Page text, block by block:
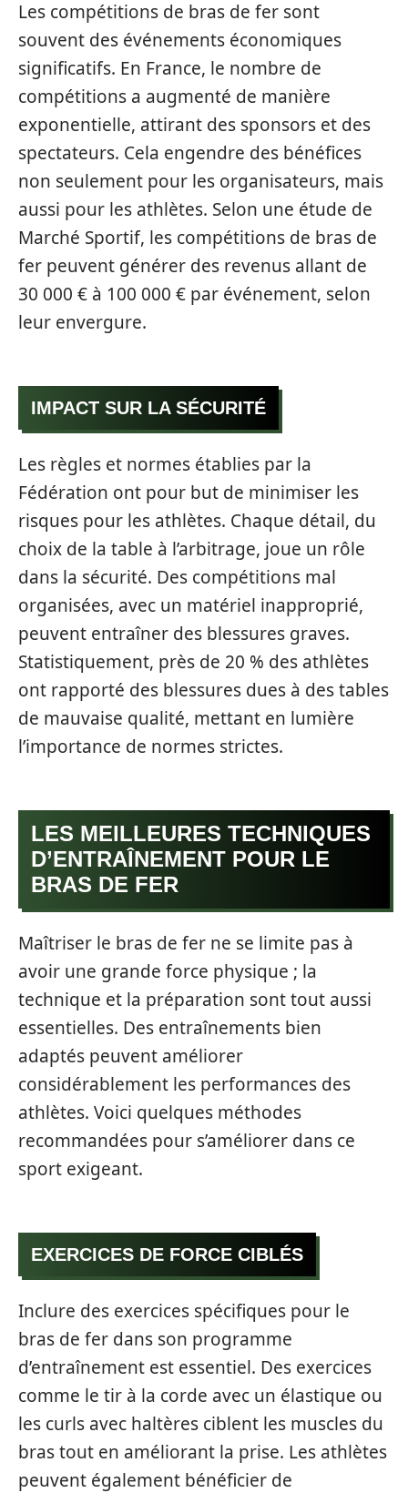
Les compétitions de bras de fer sont
souvent des événements économiques
significatifs. En France, le nombre de
compétitions a augmenté de manière
exponentielle, attirant des sponsors et des
spectateurs. Cela engendre des bénéfices
non seulement pour les organisateurs, mais
aussi pour les athlètes. Selon une étude de
Marché Sportif, les compétitions de bras de
fer peuvent générer des revenus allant de
30 000 € à 100 000 € par événement, selon
leur envergure.
IMPACT SUR LA SÉCURITÉ
Les règles et normes établies par la
Fédération ont pour but de minimiser les
risques pour les athlètes. Chaque détail, du
choix de la table à l’arbitrage, joue un rôle
dans la sécurité. Des compétitions mal
organisées, avec un matériel inapproprié,
peuvent entraîner des blessures graves.
Statistiquement, près de 20 % des athlètes
ont rapporté des blessures dues à des tables
de mauvaise qualité, mettant en lumière
l’importance de normes strictes.
LES MEILLEURES TECHNIQUES
D’ENTRAÎNEMENT POUR LE
BRAS DE FER
Maîtriser le bras de fer ne se limite pas à
avoir une grande force physique ; la
technique et la préparation sont tout aussi
essentielles. Des entraînements bien
adaptés peuvent améliorer
considérablement les performances des
athlètes. Voici quelques méthodes
recommandées pour s’améliorer dans ce
sport exigeant.
EXERCICES DE FORCE CIBLÉS
Inclure des exercices spécifiques pour le
bras de fer dans son programme
d’entraînement est essentiel. Des exercices
comme le tir à la corde avec un élastique ou
les curls avec haltères ciblent les muscles du
bras tout en améliorant la prise. Les athlètes
peuvent également bénéficier de